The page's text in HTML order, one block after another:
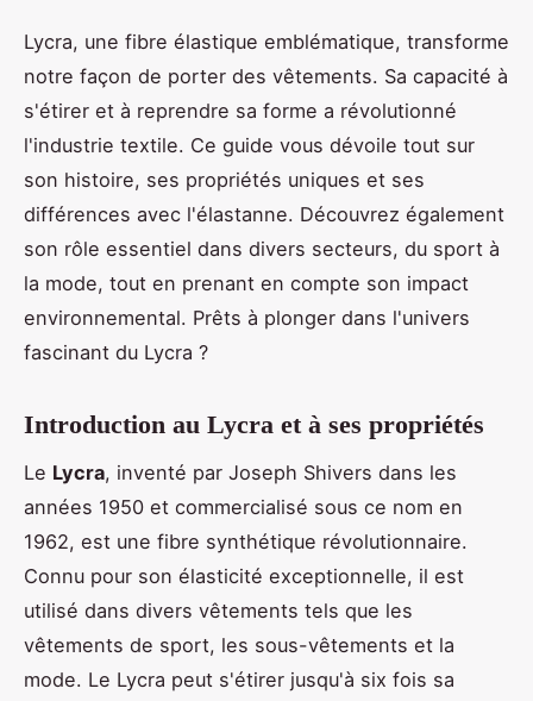
Lycra, une fibre élastique emblématique, transforme
notre façon de porter des vêtements. Sa capacité à
s'étirer et à reprendre sa forme a révolutionné
l'industrie textile. Ce guide vous dévoile tout sur
son histoire, ses propriétés uniques et ses
différences avec l'élastanne. Découvrez également
son rôle essentiel dans divers secteurs, du sport à
la mode, tout en prenant en compte son impact
environnemental. Prêts à plonger dans l'univers
fascinant du Lycra ?
Introduction au Lycra et à ses propriétés
Le Lycra, inventé par Joseph Shivers dans les
années 1950 et commercialisé sous ce nom en
1962, est une fibre synthétique révolutionnaire.
Connu pour son élasticité exceptionnelle, il est
utilisé dans divers vêtements tels que les
vêtements de sport, les sous-vêtements et la
mode. Le Lycra peut s'étirer jusqu'à six fois sa